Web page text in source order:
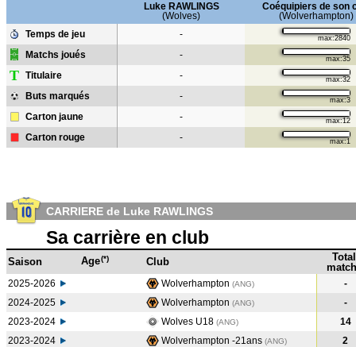
Luke RAWLINGS
(Wolves)
Coéquipiers de son
(Wolverhampton)
Temps de jeu
- max:2840
Matchs joués - max:35
T Titulaire - max:32
Buts marqués - max:3
Carton jaune - max:12
Carton rouge - max:1
CARRIERE de Luke RAWLINGS
Sa carrière en club
Saison Age(*) Club
Total
2025-2026 Wolverhampton (ANG)
-
2024-2025
Wolverhampton (ANG)
-
2023-2024
Wolves U18 (ANG)
14
2023-2024
Wolverhampton -21ans (ANG)
2